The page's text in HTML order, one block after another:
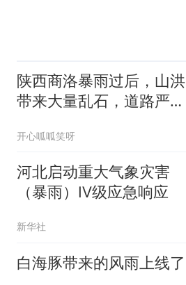
陕西商洛暴雨过后，山洪
带来大量乱石，道路严重
开心呱呱笑呀
河北启动重大气象灾害
（暴雨）Ⅳ级应急响应
新华社
白海豚带来的风雨上线了